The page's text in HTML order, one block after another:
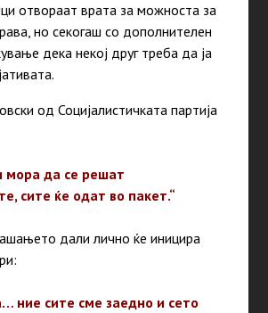
отвораат врата за можноста за
но секогаш со дополнителен
дека некој друг треба да ја
од Социјалистичката партија
мора да се решат
сите ќе одат во пакет.“
дали лично ќе иницира
ние сите сме заедно и сето